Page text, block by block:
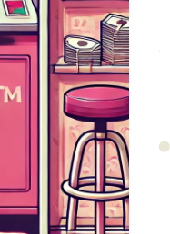
i
kraja.